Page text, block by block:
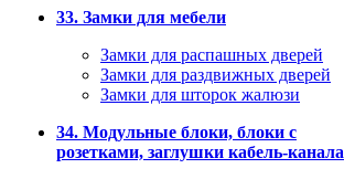
33. Замки для мебели
Замки для распашных дверей
Замки для раздвижных дверей
Замки для шторок жалюзи
34. Модульные блоки, блоки с
розетками, заглушки кабель-канала